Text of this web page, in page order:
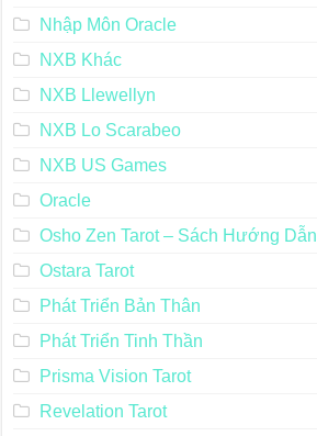
Nhập Môn Oracle
NXB Khác
NXB Llewellyn
NXB Lo Scarabeo
NXB US Games
Oracle
Osho Zen Tarot – Sách Hướng Dẫn
Ostara Tarot
Phát Triển Bản Thân
Phát Triển Tinh Thần
Prisma Vision Tarot
Revelation Tarot